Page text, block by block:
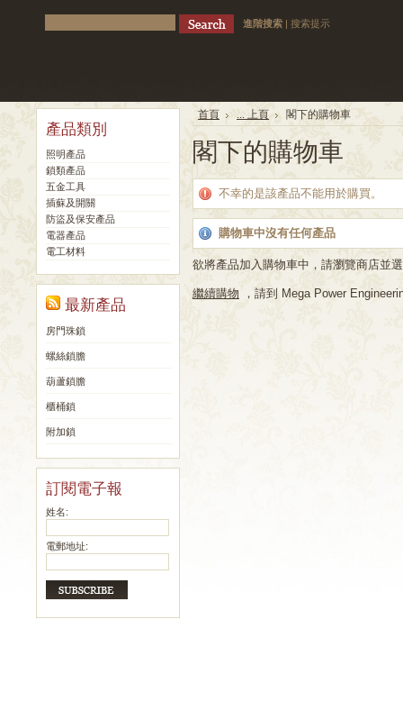
進階搜索 | 搜索提示
產品類別
照明產品
鎖類產品
五金工具
插蘇及開關
防盜及保安產品
電器產品
電工材料
最新產品
房門珠鎖
螺絲鎖膽
葫蘆鎖膽
櫃桶鎖
附加鎖
訂閱電子報
姓名:
電郵地址:
首頁 ... 上頁 閣下的購物車
閣下的購物車
不幸的是該產品不能用於購買。
購物車中沒有任何產品
欲將產品加入購物車中，請瀏覽商店並
繼續購物 ，請到 Mega Power